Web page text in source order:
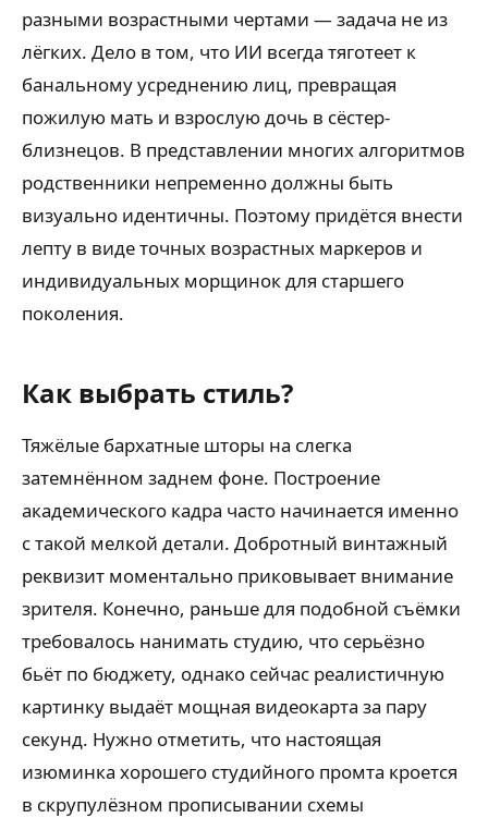
разными возрастными чертами — задача не из
лёгких. Дело в том, что ИИ всегда тяготеет к
банальному усреднению лиц, превращая
пожилую мать и взрослую дочь в сёстер-
близнецов. В представлении многих алгоритмов
родственники непременно должны быть
визуально идентичны. Поэтому придётся внести
лепту в виде точных возрастных маркеров и
индивидуальных морщинок для старшего
поколения.
Как выбрать стиль?
Тяжёлые бархатные шторы на слегка
затемнённом заднем фоне. Построение
академического кадра часто начинается именно
с такой мелкой детали. Добротный винтажный
реквизит моментально приковывает внимание
зрителя. Конечно, раньше для подобной съёмки
требовалось нанимать студию, что серьёзно
бьёт по бюджету, однако сейчас реалистичную
картинку выдаёт мощная видеокарта за пару
секунд. Нужно отметить, что настоящая
изюминка хорошего студийного промта кроется
в скрупулёзном прописывании схемы